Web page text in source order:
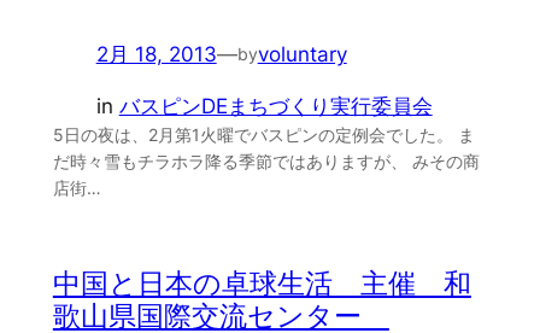
2月 18, 2013—byvoluntary
in バスピンDEまちづくり実行委員会
5日の夜は、2月第1火曜でバスピンの定例会でした。 ま
だ時々雪もチラホラ降る季節ではありますが、 みその商
店街…
中国と日本の卓球生活 主催 和
歌山県国際交流センター